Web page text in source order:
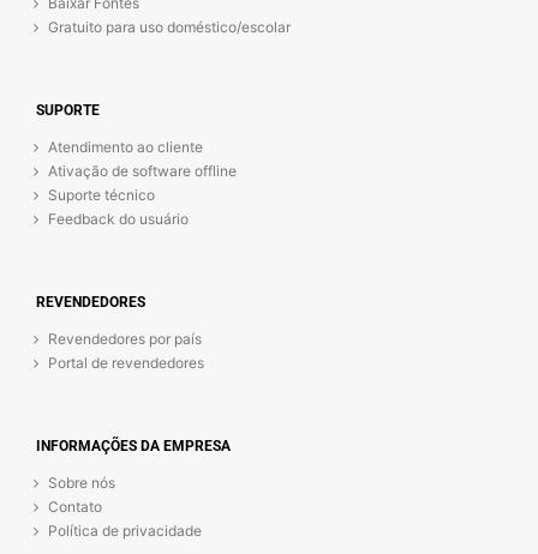
Gratuito para uso doméstico/escolar
SUPORTE
Atendimento ao cliente
Ativação de software offline
Suporte técnico
Feedback do usuário
REVENDEDORES
Revendedores por país
Portal de revendedores
INFORMAÇÕES DA EMPRESA
Sobre nós
Contato
Política de privacidade